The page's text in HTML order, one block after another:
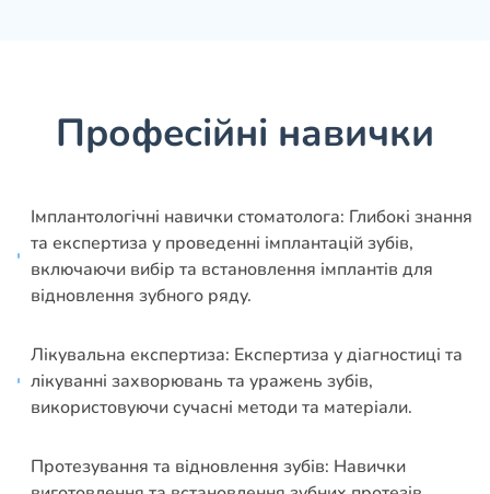
Професійні навички
Імплантологічні навички стоматолога: Глибокі знання
та експертиза у проведенні імплантацій зубів,
включаючи вибір та встановлення імплантів для
відновлення зубного ряду.
Лікувальна експертиза: Експертиза у діагностиці та
лікуванні захворювань та уражень зубів,
використовуючи сучасні методи та матеріали.
Протезування та відновлення зубів: Навички